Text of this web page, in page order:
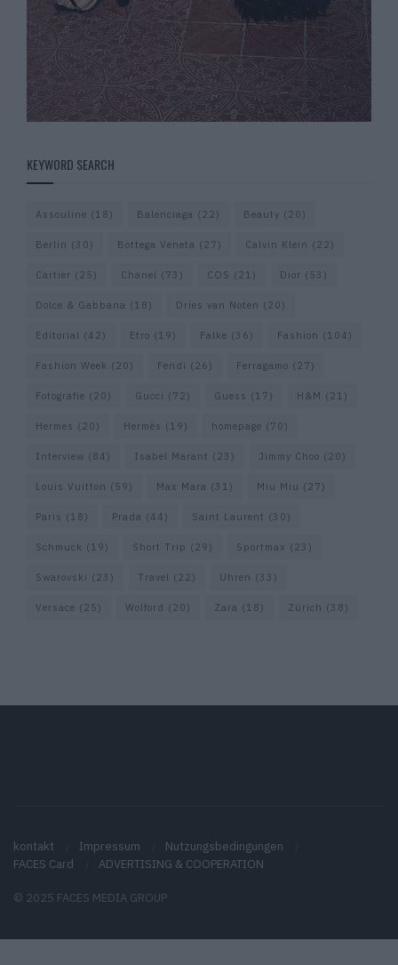
KEYWORD SEARCH
Assouline (18) Balenciaga (22) Beauty (20)
Berlin (30) Bottega Veneta (27) Calvin Klein (22)
Cartier (25) Chanel (73) COS (21) Dior (53)
Dolce & Gabbana (18) Dries van Noten (20)
Editorial (42) Etro (19) Falke (36) Fashion (104)
Fashion Week (20) Fendi (26) Ferragamo (27)
Fotografie (20) Gucci (72) Guess (17) H&M (21)
Hermes (20) Hermès (19) homepage (70)
Interview (84) Isabel Marant (23) Jimmy Choo (20)
Louis Vuitton (59) Max Mara (31) Miu Miu (27)
Paris (18) Prada (44) Saint Laurent (30)
Schmuck (19) Short Trip (29) Sportmax (23)
Swarovski (23) Travel (22) Uhren (33)
Versace (25) Wolford (20) Zara (18) Zürich (38)
kontakt Impressum
Nutzungsbedingungen
FACES Card
ADVERTISING & COOPERATION
© 2025 FACES MEDIA GROUP